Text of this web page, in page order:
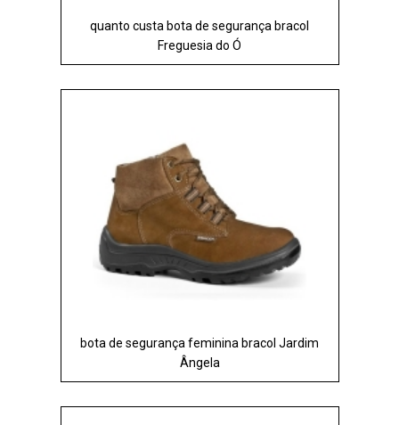
quanto custa bota de segurança bracol
Freguesia do Ó
bota de segurança feminina bracol Jardim
Ângela